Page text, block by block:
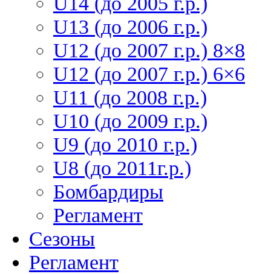
U13 (до 2006 г.р.)
U12 (до 2007 г.р.) 8×8
U12 (до 2007 г.р.) 6×6
U11 (до 2008 г.р.)
U10 (до 2009 г.р.)
U9 (до 2010 г.р.)
U8 (до 2011г.р.)
Бомбардиры
Регламент
Сезоны
Регламент